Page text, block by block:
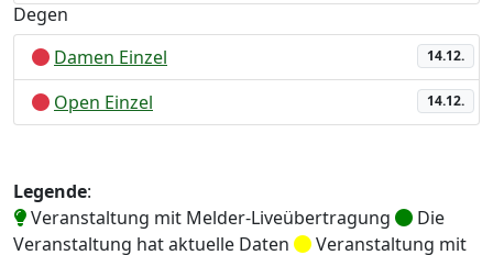
Degen
Damen Einzel
14.12.
Open Einzel 14.12.
Legende:
Veranstaltung mit Melder-Liveübertragung
Die
Veranstaltung hat aktuelle Daten
Veranstaltung mit